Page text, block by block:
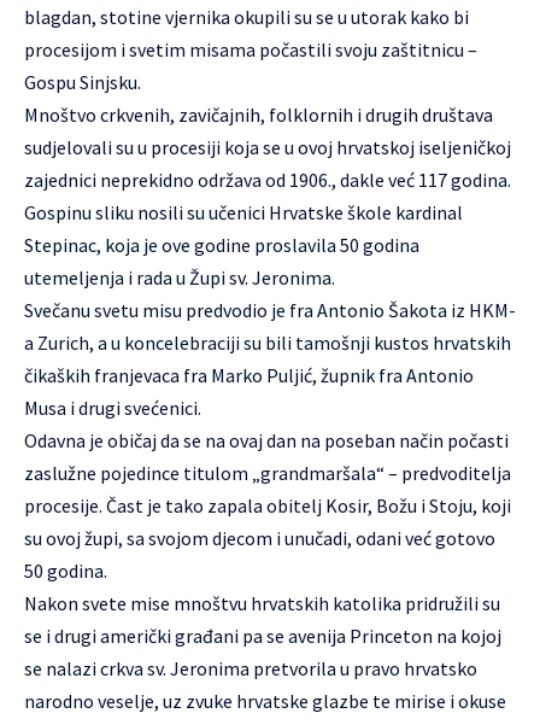
blagdan, stotine vjernika okupili su se u utorak kako bi
procesijom i svetim misama počastili svoju zaštitnicu –
Gospu Sinjsku.
Mnoštvo crkvenih, zavičajnih, folklornih i drugih društava
sudjelovali su u procesiji koja se u ovoj hrvatskoj iseljeničkoj
zajednici neprekidno održava od 1906., dakle već 117 godina.
Gospinu sliku nosili su učenici Hrvatske škole kardinal
Stepinac, koja je ove godine proslavila 50 godina
utemeljenja i rada u Župi sv. Jeronima.
Svečanu svetu misu predvodio je fra Antonio Šakota iz HKM-
a Zurich, a u koncelebraciji su bili tamošnji kustos hrvatskih
čikaških franjevaca fra Marko Puljić, župnik fra Antonio
Musa i drugi svećenici.
Odavna je običaj da se na ovaj dan na poseban način počasti
zaslužne pojedince titulom „grandmaršala“ – predvoditelja
procesije. Čast je tako zapala obitelj Kosir, Božu i Stoju, koji
su ovoj župi, sa svojom djecom i unučadi, odani već gotovo
50 godina.
Nakon svete mise mnoštvu hrvatskih katolika pridružili su
se i drugi američki građani pa se avenija Princeton na kojoj
se nalazi crkva sv. Jeronima pretvorila u pravo hrvatsko
narodno veselje, uz zvuke hrvatske glazbe te mirise i okuse